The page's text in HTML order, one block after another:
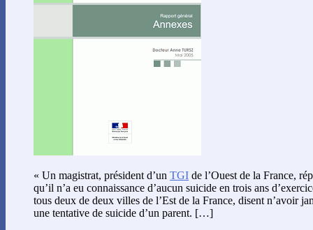
« Un magistrat, président d’un TGI de l’Ouest de la France,
qu’il n’a eu connaissance d’aucun suicide en trois ans
tous deux de deux villes de l’Est de la France, disent n’avoir
une tentative de suicide d’un parent. […]